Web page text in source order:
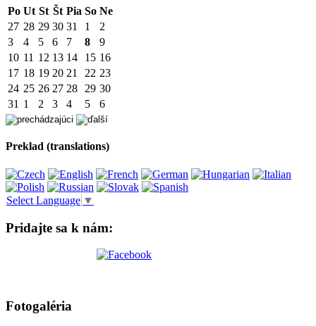
Po Ut St Št Pia So Ne
27 28 29 30 31 1
2
3
4 5 6 7 8
9
10 11 12 13 14 15 16
17 18 19 20 21 22 23
24 25 26 27 28 29 30
31 1 2 3 4 5 6
Preklad (translations)
Select Language ▼
Pridajte sa k nám:
Fotogaléria